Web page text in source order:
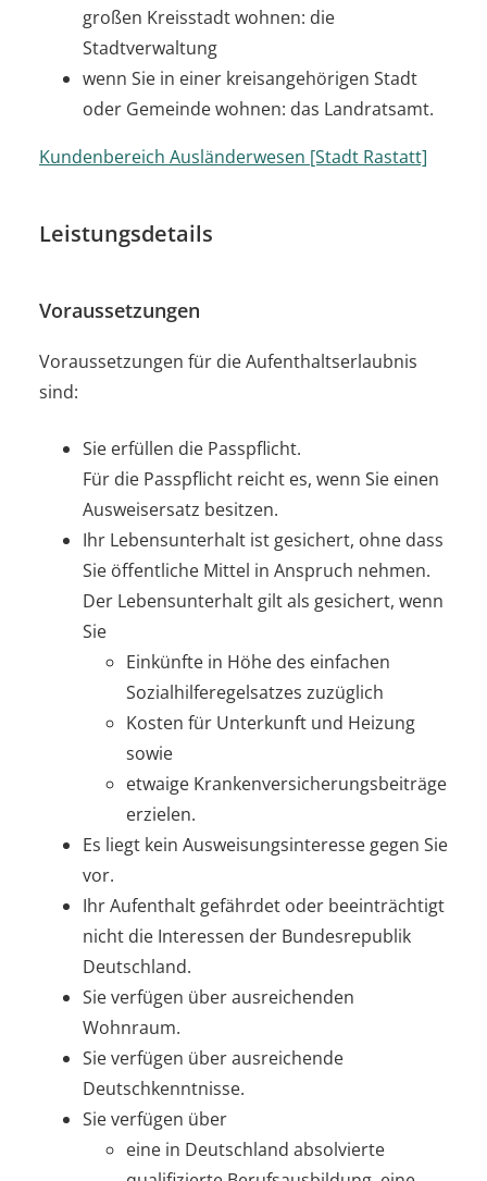
großen Kreisstadt wohnen: die
Stadtverwaltung
wenn Sie in einer kreisangehörigen Stadt
oder Gemeinde wohnen: das Landratsamt.
Kundenbereich Ausländerwesen [Stadt Rastatt]
Leistungsdetails
Voraussetzungen
Voraussetzungen für die Aufenthaltserlaubnis
sind:
Sie erfüllen die Passpflicht.
Für die Passpflicht reicht es, wenn Sie einen
Ausweisersatz besitzen.
Ihr Lebensunterhalt ist gesichert, ohne dass
Sie öffentliche Mittel in Anspruch nehmen.
Der Lebensunterhalt gilt als gesichert, wenn
Sie
Einkünfte in Höhe des einfachen
Sozialhilferegelsatzes zuzüglich
Kosten für Unterkunft und Heizung
sowie
etwaige Krankenversicherungsbeiträge
erzielen.
Es liegt kein Ausweisungsinteresse gegen Sie
vor.
Ihr Aufenthalt gefährdet oder beeinträchtigt
nicht die Interessen der Bundesrepublik
Deutschland.
Sie verfügen über ausreichenden
Wohnraum.
Sie verfügen über ausreichende
Deutschkenntnisse.
Sie verfügen über
eine in Deutschland absolvierte